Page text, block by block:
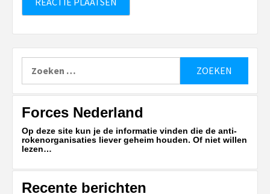
naar:
Forces Nederland
Op deze site kun je de informatie vinden die de anti-
rokenorganisaties liever geheim houden. Of niet willen
lezen…
Recente berichten